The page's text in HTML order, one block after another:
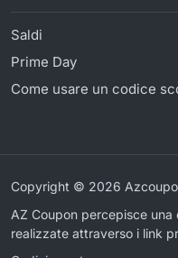
Saldi
Prime Day
Come usare un codice
Copyright © 2026
AZ Coupon percepisce
realizzate attraverso i link